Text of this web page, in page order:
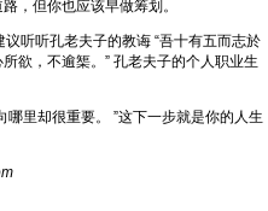
路，但你也应该早做筹划。
听听孔老夫子的教诲 “吾十有五而志於
欲，不逾榘。” 孔老夫子的个人职业生
里却很重要。 ”这下一步就是你的人生